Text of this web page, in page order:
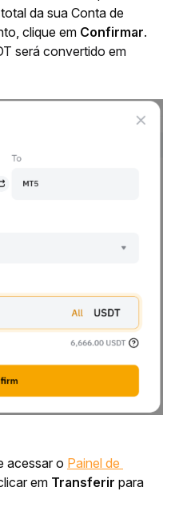
da sua Conta de
clique em Confirmar
será convertido em
acessar o Painel de
em Transferir para